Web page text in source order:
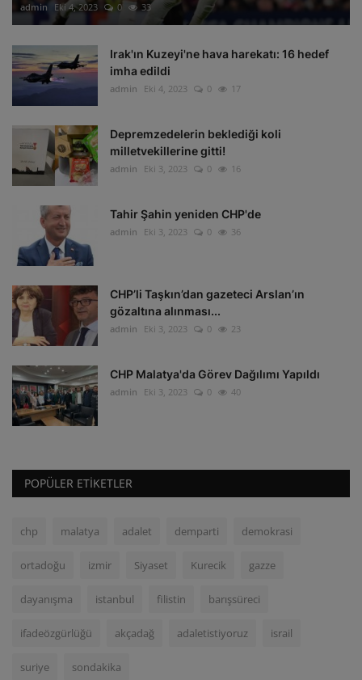
admin Eki 4, 2023 0 33
Irak'ın Kuzeyi'ne hava harekatı: 16 hedef
imha edildi
admin Eki 4, 2023 0 17
Depremzedelerin beklediği koli
milletvekillerine gitti!
admin Eki 3, 2023 0 16
Tahir Şahin yeniden CHP'de
admin Eki 3, 2023 0 36
CHP’li Taşkın’dan gazeteci Arslan’ın
gözaltına alınması...
admin Eki 3, 2023 0 23
CHP Malatya'da Görev Dağılımı Yapıldı
admin Eki 3, 2023 0 40
POPÜLER ETIKETLER
chp malatya adalet demparti demokrasi
ortadoğu izmir Siyaset Kurecik gazze
dayanışma istanbul filistin barışsüreci
ifadeözgürlüğü akçadağ adaletistiyoruz israil
suriye sondakika